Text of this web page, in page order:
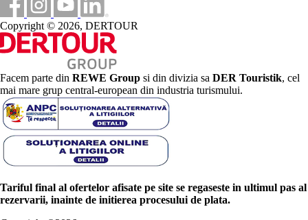
Copyright © 2026, DERTOUR
Facem parte din REWE Group si din divizia sa DER Touristik, cel
mai mare grup central-european din industria turismului.
Tariful final al ofertelor afisate pe site se regaseste in ultimul pas al
rezervarii, inainte de initierea procesului de plata.